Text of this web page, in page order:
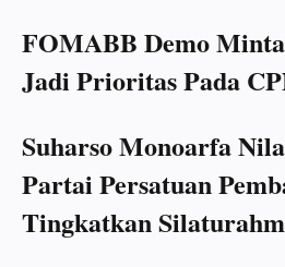
FOMABB Demo
Jadi Prioritas Pada
Suharso Monoarfa
Partai Persatuan
Tingkatkan